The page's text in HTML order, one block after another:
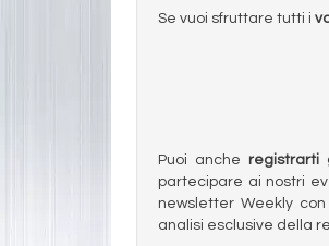
Se vuoi sfruttare tutti i
Puoi anche registrarti
partecipare ai nostri
newsletter Weekly
analisi esclusive della